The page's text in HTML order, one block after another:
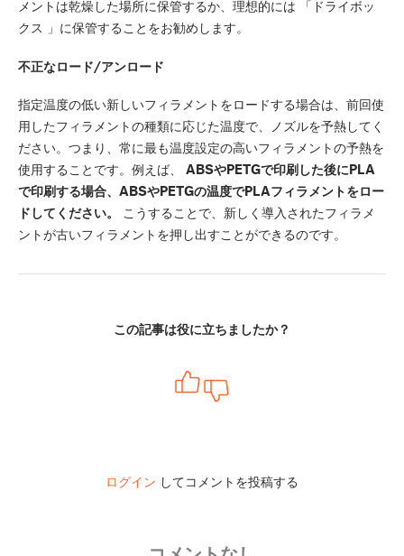
メントは乾燥した場所に保管するか、理想的には 「ドライボッ
クス 」に保管することをお勧めします。
不正なロード/アンロード
指定温度の低い新しいフィラメントをロードする場合は、前回使
用したフィラメントの種類に応じた温度で、ノズルを予熱してく
ださい。つまり、常に最も温度設定の高いフィラメントの予熱を
使用することです。例えば、 ABSやPETGで印刷した後にPLA
で印刷する場合、ABSやPETGの温度でPLAフィラメントをロー
ドしてください。
こうすることで、新しく導入されたフィラメ
ントが古いフィラメントを押し出すことができるのです。
この記事は役に立ちましたか？
ログイン してコメントを投稿する